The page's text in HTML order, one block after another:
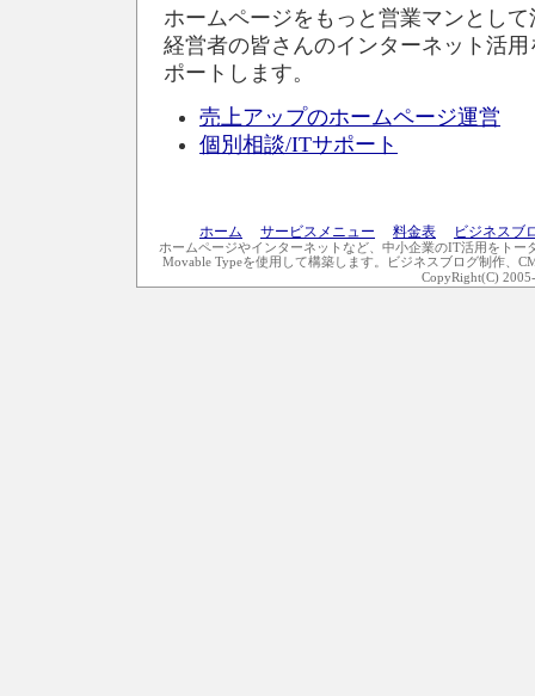
ホームページをもっと営業マンとし
経営者の皆さんのインターネット活
ポートします。
売上アップのホームページ運営
個別相談/ITサポート
ホーム サービスメニュー 料金表 ビジネスブ
ホームページやインターネットなど、中小企業のIT活用をト
Movable Typeを使用して構築します。ビジネスブログ制作、
CopyRight(C)